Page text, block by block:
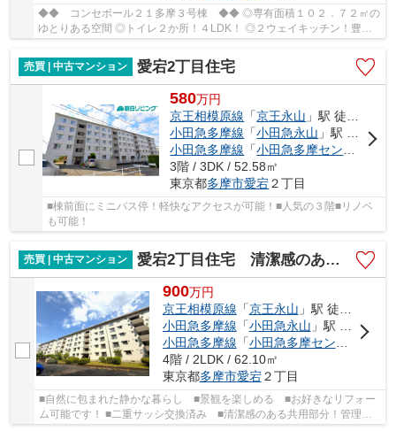
◆◆ コンセボール２１多摩３号棟 ◆◆ ◎専有面積１０２．７２㎡の
ゆとりある空間 ◎トイレ２か所！４LDK！ ◎２ウェイキッチン！豊か
売買 | 中古マンション
愛宕2丁目住宅
580万円
京王相模原線 「京王永山 」駅 徒歩20分
小田急多摩線 「小田急永山 」駅 徒歩20分
小田急多摩線 「小田急多摩センター
」駅
3階 / 3DK / 52.58㎡
東京都多摩市愛宕２丁目
■棟前面にミニバス停！軽快なアクセスが可能！■人気の３階■リノベ
も可能！
売買 | 中古マンション 愛宕2丁目住宅 清潔感のある共用部分！管理体制良好！
900万円
京王相模原線 「京王永山 」駅 徒歩17分
小田急多摩線 「小田急永山 」駅 バス10分 「児童公園前（多摩市）」 停歩2分
小田急多摩線 「小田急多摩センター
」駅
4階 / 2LDK / 62.10㎡
東京都多摩市愛宕２丁目
■自然に包まれた静かな暮らし ■景観を楽しめる ■お好きなリフォー
ム可能です！ ■二重サッシ交換済み ■清潔感のある共用部分！管理も